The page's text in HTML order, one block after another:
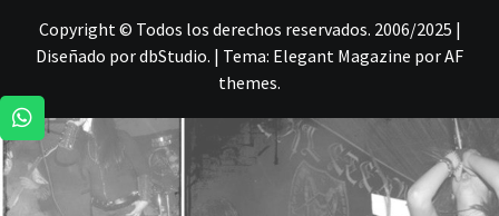
Copyright © Todos los derechos reservados. 2006/2025 |
Diseñado por dbStudio. | Tema: Elegant Magazine porAF
themes.